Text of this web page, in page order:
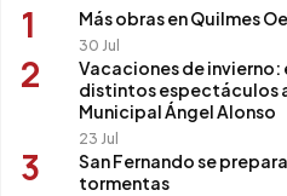
1 Más obras en Quilmes
30 Jul
2
Vacaciones de
distintos espectáculos
Municipal Ángel Alonso
23 Jul
3
San Fernando se
tormentas